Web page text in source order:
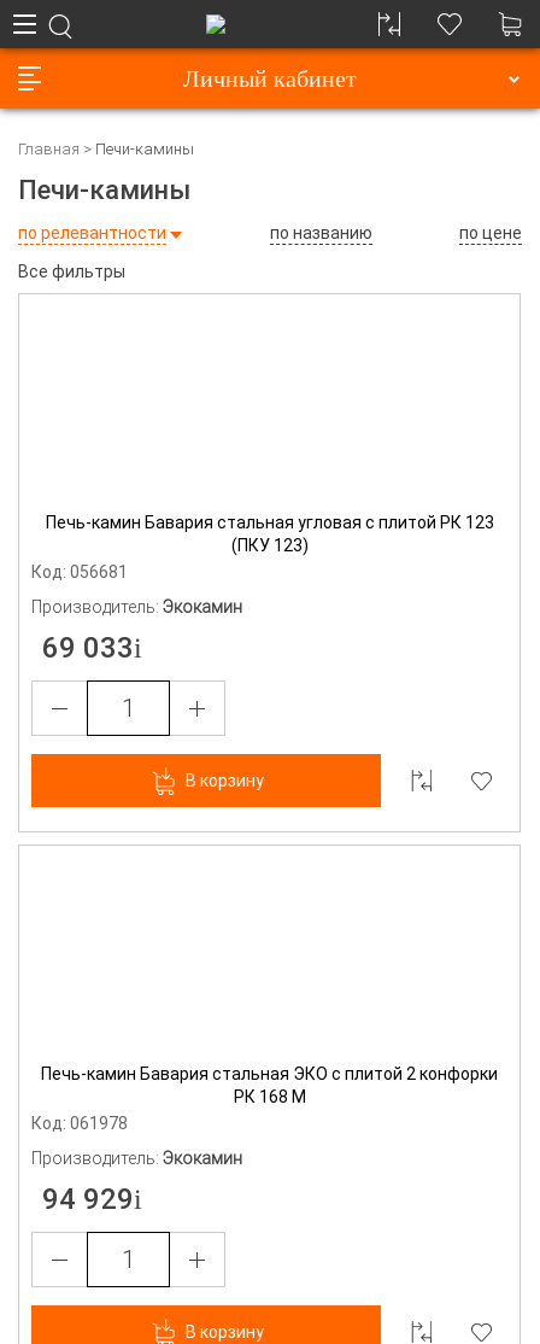
Личный кабинет
Главная Печи-камины
Печи-камины
по релевантности по названию
по цене
Все фильтры
Печь-камин Бавария стальная угловая с плитой РК 123
(ПКУ 123)
Код: 056681
Производитель: Экокамин
69 033
В корзину
Печь-камин Бавария стальная ЭКО с плитой 2 конфорки
РК 168 М
Код: 061978
Производитель: Экокамин
94 929
В корзину